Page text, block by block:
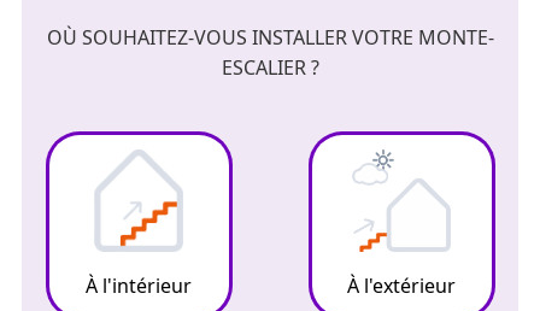
OÙ SOUHAITEZ-VOUS INSTALLER VOTRE MONTE-
ESCALIER ?
À l'intérieur À l'extérieur